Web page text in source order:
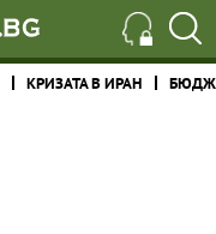
КРИЗАТА В ИРАН